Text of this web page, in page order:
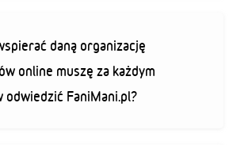
daną organizację
online muszę za każdym
odwiedzić FaniMani.pl?